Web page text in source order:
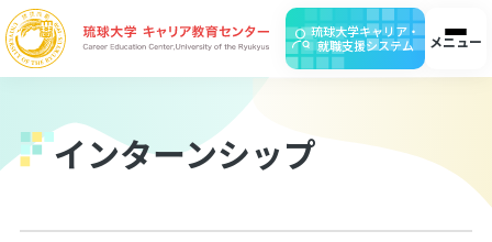
琉球大学キャリア・
就職支援システム
ホーム お知らせ アクセス お問合せ
メニュー
インターンシップ